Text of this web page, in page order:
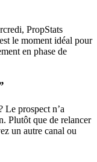
PropStats
le moment idéal pour
en phase de
Le prospect n’a
Plutôt que de relancer
un autre canal ou